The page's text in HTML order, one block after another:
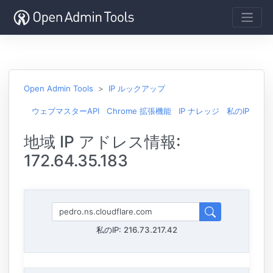
Open Admin Tools IP ルックアップ
ウェブマスターAPI Chrome 拡張機能 IP ナレッジ 私のIP
地域 IP アドレス情報:
172.64.35.183
私のIP: 216.73.217.42